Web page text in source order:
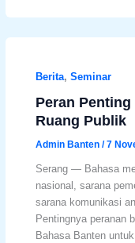
Berita,Seminar
Peran
Ruang Publik
Admin Banten/7
Serang — Bahasa
nasional, sarana
sarana komunikasi
Pentingnya peranan
Bahasa Banten